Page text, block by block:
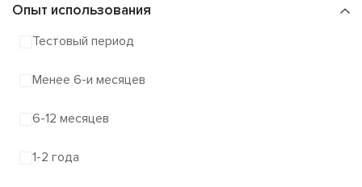
Опыт использования
Тестовый период
Менее 6-и месяцев
6-12 месяцев
1-2 года